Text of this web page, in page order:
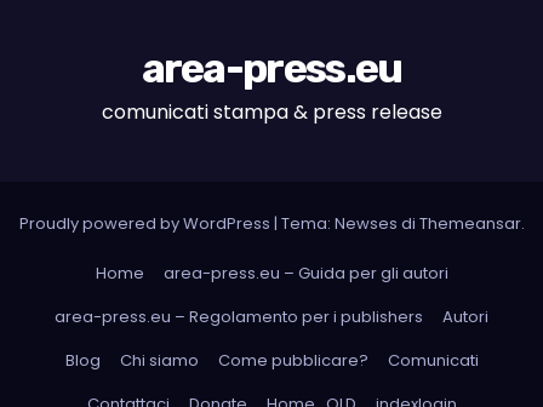
area-press.eu
comunicati stampa & press release
Proudly powered by WordPress | Tema: Newses di Themeansar.
Home
area-press.eu – Guida per gli autori
area-press.eu – Regolamento per i publishers
Autori
Blog
Chi siamo Come pubblicare?
Comunicati